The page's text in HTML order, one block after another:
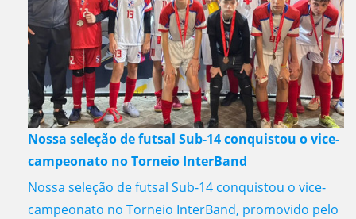
Nossa seleção de futsal Sub-14 conquistou o vice-
campeonato no Torneio InterBand
Nossa seleção de futsal Sub-14 conquistou o vice-
campeonato no Torneio InterBand, promovido pelo